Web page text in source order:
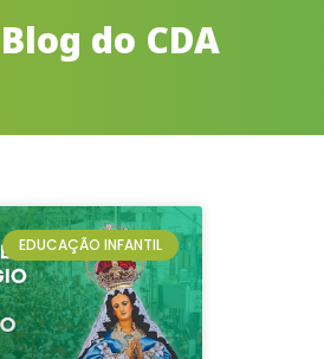
Blog do CDA
EDUCAÇÃO INFANTIL